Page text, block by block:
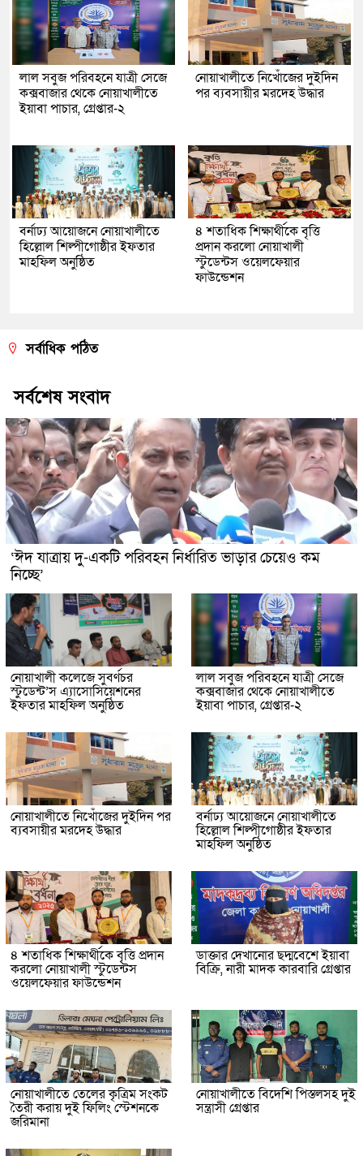
লাল সবুজ পরিবহনে যাত্রী সেজে
কক্সবাজার থেকে নোয়াখালীতে
ইয়াবা পাচার, গ্রেপ্তার-২
নোয়াখালীতে নিখোঁজের দুইদিন
পর ব্যবসায়ীর মরদেহ উদ্ধার
বর্নাঢ্য আয়োজনে নোয়াখালীতে
হিল্লোল শিল্পীগোষ্ঠীর ইফতার
মাহফিল অনুষ্ঠিত
৪ শতাধিক শিক্ষার্থীকে বৃত্তি
প্রদান করলো নোয়াখালী
স্টুডেন্টস ওয়েলফেয়ার
ফাউন্ডেশন
সর্বাধিক পঠিত
সর্বশেষ সংবাদ
‘ঈদ যাত্রায় দু-একটি পরিবহন নির্ধারিত ভাড়ার চেয়েও কম
নিচ্ছে’
নোয়াখালী কলেজে সুবর্ণচর
স্টুডেন্ট’স এ্যাসোসিয়েশনের
ইফতার মাহফিল অনুষ্ঠিত
লাল সবুজ পরিবহনে যাত্রী সেজে
কক্সবাজার থেকে নোয়াখালীতে
ইয়াবা পাচার, গ্রেপ্তার-২
নোয়াখালীতে নিখোঁজের দুইদিন পর
ব্যবসায়ীর মরদেহ উদ্ধার
বর্নাঢ্য আয়োজনে নোয়াখালীতে
হিল্লোল শিল্পীগোষ্ঠীর ইফতার
মাহফিল অনুষ্ঠিত
৪ শতাধিক শিক্ষার্থীকে বৃত্তি প্রদান
করলো নোয়াখালী স্টুডেন্টস
ওয়েলফেয়ার ফাউন্ডেশন
ডাক্তার দেখানোর ছদ্মবেশে ইয়াবা
বিক্রি, নারী মাদক কারবারি গ্রেপ্তার
নোয়াখালীতে তেলের কৃত্রিম সংকট
তৈরী করায় দুই ফিলিং স্টেশনকে
জরিমানা
নোয়াখালীতে বিদেশি পিস্তলসহ দুই
সন্ত্রাসী গ্রেপ্তার